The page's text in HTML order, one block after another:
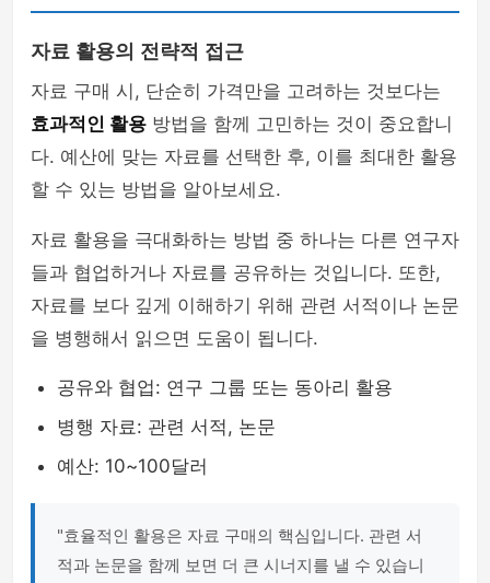
자료 활용의 전략적 접근
자료 구매 시, 단순히 가격만을 고려하는 것보다는
효과적인 활용 방법을 함께 고민하는 것이 중요합니
다. 예산에 맞는 자료를 선택한 후, 이를 최대한 활용
할 수 있는 방법을 알아보세요.
자료 활용을 극대화하는 방법 중 하나는 다른 연구자
들과 협업하거나 자료를 공유하는 것입니다. 또한,
자료를 보다 깊게 이해하기 위해 관련 서적이나 논문
을 병행해서 읽으면 도움이 됩니다.
공유와 협업: 연구 그룹 또는 동아리 활용
병행 자료: 관련 서적, 논문
예산: 10~100달러
"효율적인 활용은 자료 구매의 핵심입니다. 관련 서
적과 논문을 함께 보면 더 큰 시너지를 낼 수 있습니